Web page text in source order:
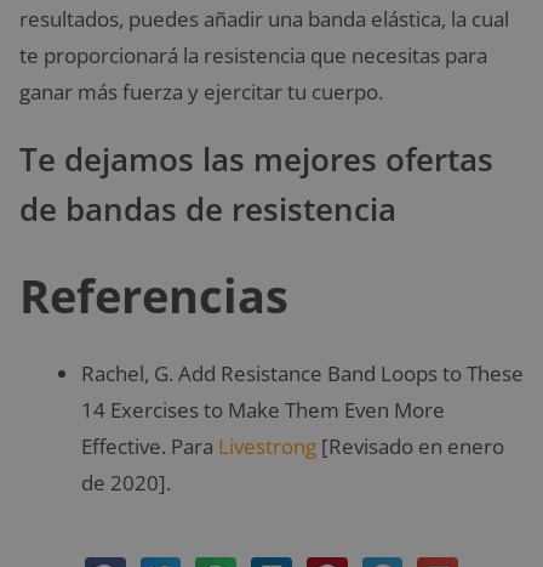
resultados, puedes añadir una banda elástica, la cual
te proporcionará la resistencia que necesitas para
ganar más fuerza y ejercitar tu cuerpo.
Te dejamos las mejores ofertas
de bandas de resistencia
Referencias
Rachel, G. Add Resistance Band Loops to These
14 Exercises to Make Them Even More
Effective. Para Livestrong [Revisado en enero
de 2020].